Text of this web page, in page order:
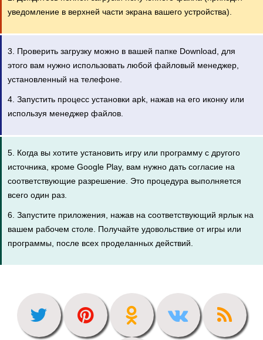
уведомление в верхней части экрана вашего устройства).
3. Проверить загрузку можно в вашей папке Download, для
этого вам нужно использовать любой файловый менеджер,
установленный на телефоне.
4. Запустить процесс установки apk, нажав на его иконку или
используя менеджер файлов.
5. Когда вы хотите установить игру или программу с другого
источника, кроме Google Play, вам нужно дать согласие на
соответствующие разрешение. Это процедура выполняется
всего один раз.
6. Запустите приложения, нажав на соответствующий ярлык на
вашем рабочем столе. Получайте удовольствие от игры или
программы, после всех проделанных действий.